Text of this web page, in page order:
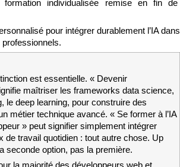
formation individualisée remise en fin de
pour intégrer durablement l’IA dans
est essentielle. « Devenir
maîtriser les frameworks data science,
le deep learning, pour construire des
métier technique avancé. « Se former à l’IA
» peut signifier simplement intégrer
de travail quotidien : tout autre chose. Up
seconde option, pas la première.